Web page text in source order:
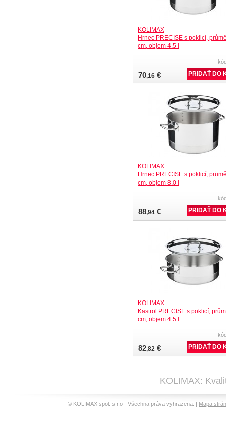
KOLIMAX
Hrnec PRECISE s poklicí,
cm, objem 4.5 l
70,16 €
KOLIMAX
Hrnec PRECISE s poklicí,
cm, objem 8.0 l
88,94 €
KOLIMAX
Kastrol PRECISE s poklicí,
cm, objem 4.5 l
82,82 €
KOLIMAX:
© KOLIMAX spol. s r.o - Všechna práva vyhrazena. | Mapa